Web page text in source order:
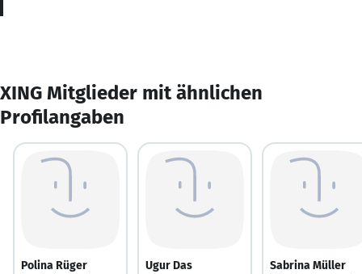
XING Mitglieder mit ähnlichen
Profilangaben
Polina Rüger Ugur Das Sabrina Müller